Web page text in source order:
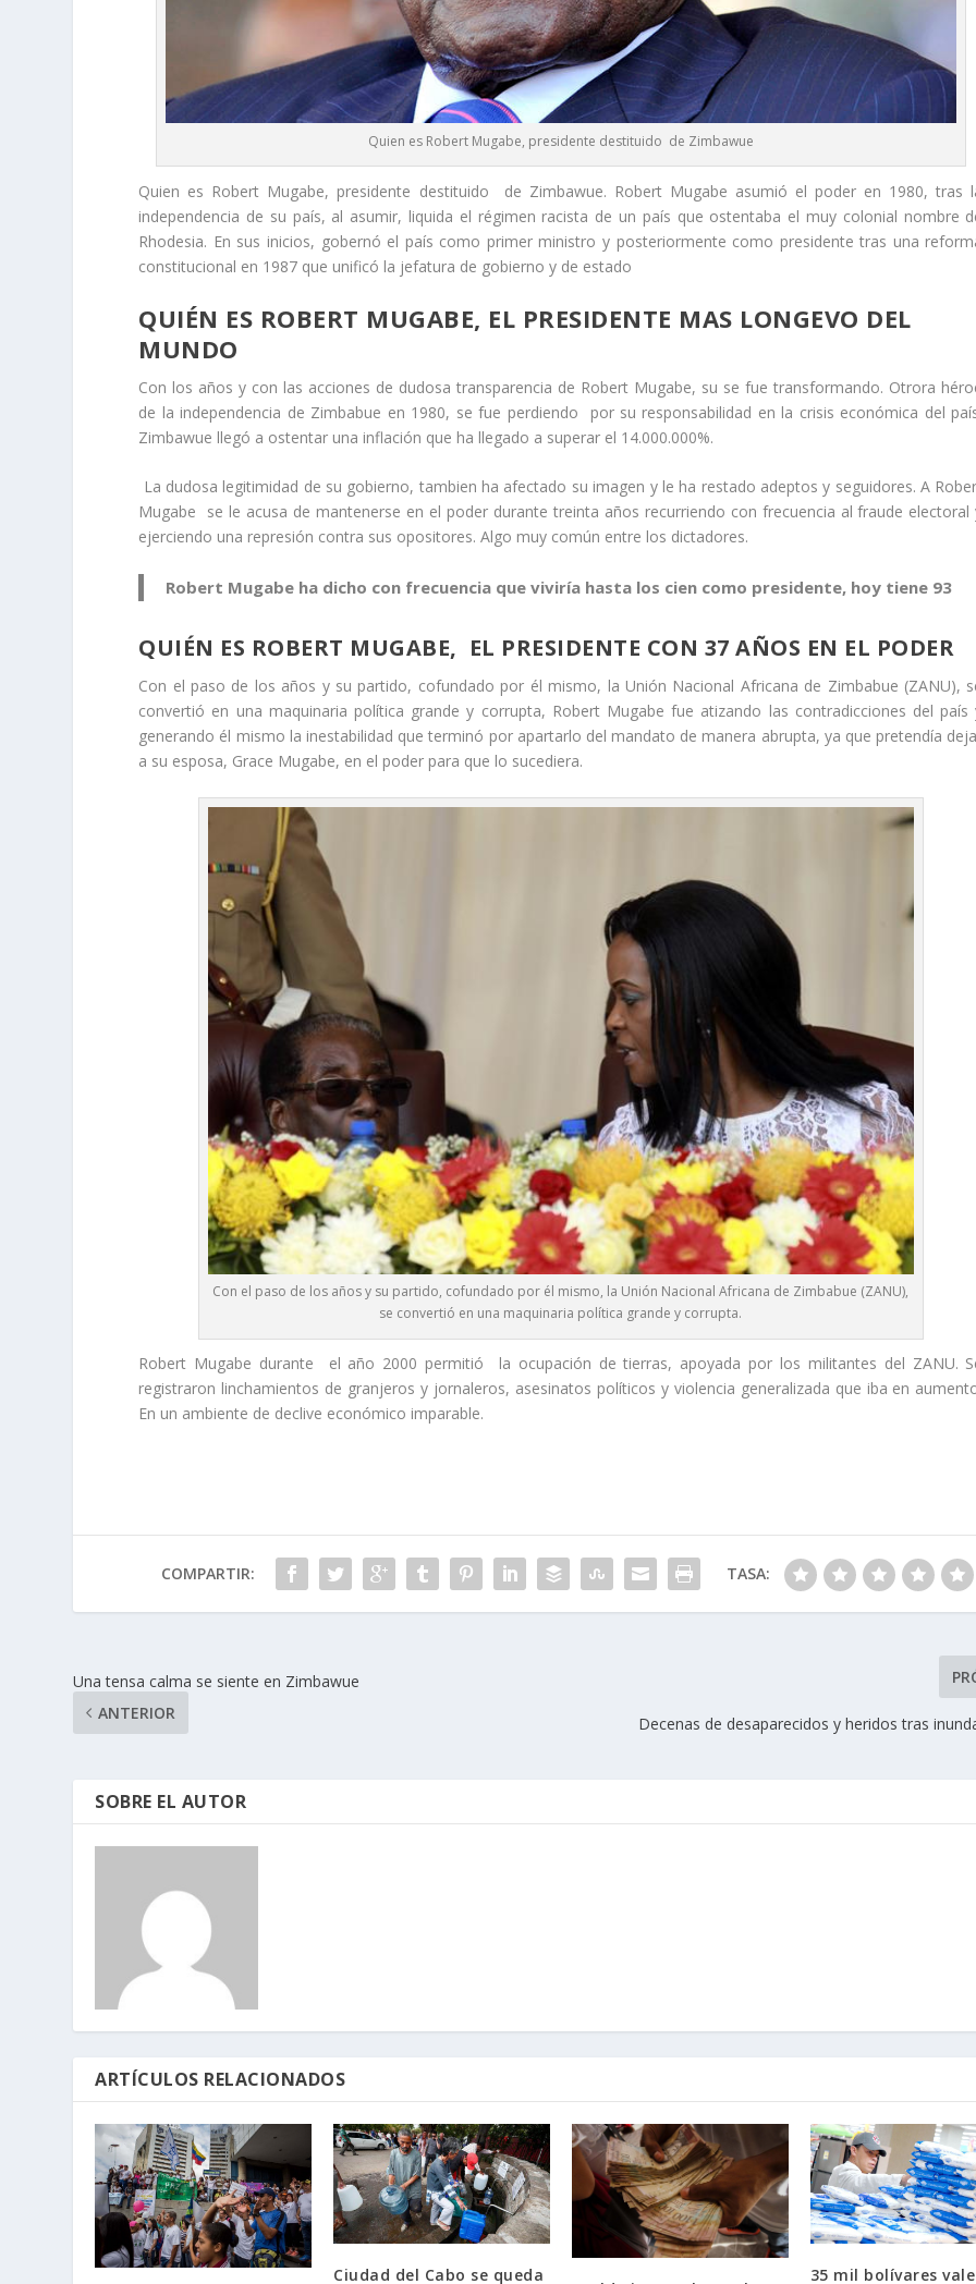
Quien es Robert Mugabe, presidente destituido de Zimbawue
Quien es Robert Mugabe, presidente destituido de Zimbawue. Robert Mugabe asumió el poder en 1980, tras
independencia de su país, al asumir, liquida el régimen racista de un país que ostentaba el muy colonial nombre
Rhodesia. En sus inicios, gobernó el país como primer ministro y posteriormente como presidente tras una
constitucional en 1987 que unificó la jefatura de gobierno y de estado
QUIÉN ES ROBERT MUGABE, EL PRESIDENTE MAS LONGEVO DEL
MUNDO
Con los años y con las acciones de dudosa transparencia de Robert Mugabe, su se fue transformando. Otrora
de la independencia de Zimbabue en 1980, se fue perdiendo por su responsabilidad en la crisis económica del
Zimbawue llegó a ostentar una inflación que ha llegado a superar el 14.000.000%.
La dudosa legitimidad de su gobierno, tambien ha afectado su imagen y le ha restado adeptos y seguidores. A
Mugabe se le acusa de mantenerse en el poder durante treinta años recurriendo con frecuencia al fraude electoral
ejerciendo una represión contra sus opositores. Algo muy común entre los dictadores.
Robert Mugabe ha dicho con frecuencia que viviría hasta los cien como presidente, hoy tiene 93
QUIÉN ES ROBERT MUGABE, EL PRESIDENTE CON 37 AÑOS EN EL PODER
Con el paso de los años y su partido, cofundado por él mismo, la Unión Nacional Africana de Zimbabue (ZANU),
convertió en una maquinaria política grande y corrupta, Robert Mugabe fue atizando las contradicciones del país
generando él mismo la inestabilidad que terminó por apartarlo del mandato de manera abrupta, ya que pretendía
a su esposa, Grace Mugabe, en el poder para que lo sucediera.
Con el paso de los años y su partido, cofundado por él mismo, la Unión Nacional Africana de Zimbabue (ZANU),
se convertió en una maquinaria política grande y corrupta.
Robert Mugabe durante el año 2000 permitió la ocupación de tierras, apoyada por los militantes del ZANU.
registraron linchamientos de granjeros y jornaleros, asesinatos políticos y violencia generalizada que iba en
En un ambiente de declive económico imparable.
COMPARTIR: TASA:
Una tensa calma se siente en Zimbawue
ANTERIOR
Decenas de desaparecidos y heridos tras
SOBRE EL AUTOR
ARTÍCULOS RELACIONADOS
Ciudad del Cabo se queda 35 mil bolívares